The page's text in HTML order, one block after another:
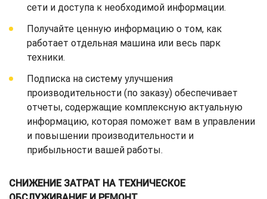
сети и доступа к необходимой информации.
Получайте ценную информацию о том, как
работает отдельная машина или весь парк
техники.
Подписка на систему улучшения
производительности (по заказу) обеспечивает
отчеты, содержащие комплексную актуальную
информацию, которая поможет вам в управлении
и повышении производительности и
прибыльности вашей работы.
СНИЖЕНИЕ ЗАТРАТ НА ТЕХНИЧЕСКОЕ